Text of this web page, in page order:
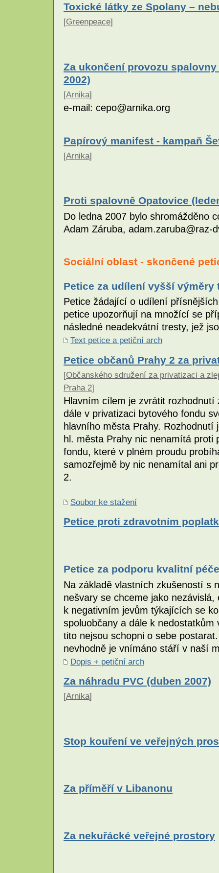
Toxické látky ze Spolany –
[Greenpeace]
Za ukončení provozu
2002)
[Arnika]
e-mail: cepo@arnika.org
Papírový manifest - kampaň
[Arnika]
Proti spalovně Opatovice
Do ledna 2007 bylo shromážděno
Adam Záruba, adam.zaruba@raz-
Sociální oblast - skončené
Petice za udílení vyšší
Petice žádající o udílení
petice upozorňují na množící se
následné neadekvátní tresty, jež
Text petice a petiční arch
Petice občanů Prahy 2 za
[Občanského sdružení za privatizaci a
Praha 2]
Hlavním cílem je zvrátit
dále v privatizaci bytového fondu
hlavního města Prahy.
hl. města Prahy nic nenamítá proti
fondu, které v plném proudu
samozřejmě by nic nenamítal ani
2.
Soubor ke stažení
Petice proti zdravotním
Petice za podporu kvalitní
Na základě vlastních zkušeností s
nešvary se chceme jako
k negativním jevům týkajících se
spoluobčany a dále k
tito nejsou schopni o sebe
nevhodně je vnímáno stáří v naší
Dopis + petiční arch
Za náhradu PVC (duben 2007)
[Arnika]
Stop kouření ve veřejných
Za příměří v Libanonu
Za nekuřácké veřejné prostory